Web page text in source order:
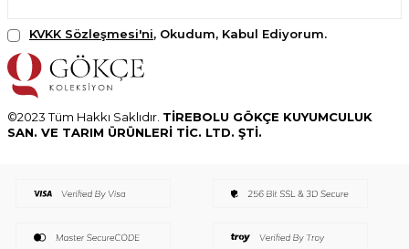
KVKK Sözleşmesi'ni, Okudum, Kabul Ediyorum.
©2023 Tüm Hakkı Saklıdır. TİREBOLU GÖKÇE KUYUMCULUK
SAN. VE TARIM ÜRÜNLERİ TİC. LTD. ŞTİ.